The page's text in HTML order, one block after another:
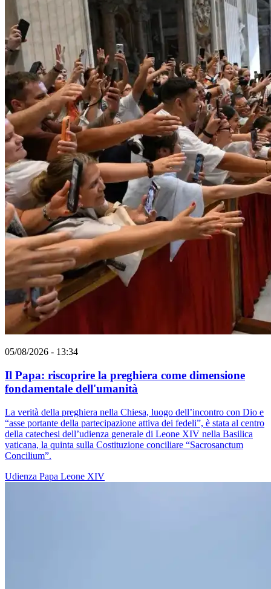
05/08/2026 - 13:34
Il Papa: riscoprire la preghiera come dimensione
fondamentale dell'umanità
La verità della preghiera nella Chiesa, luogo dell’incontro con Dio e
“asse portante della partecipazione attiva dei fedeli”, è stata al centro
della catechesi dell’udienza generale di Leone XIV nella Basilica
vaticana, la quinta sulla Costituzione conciliare “Sacrosanctum
Concilium”.
Udienza Papa Leone XIV